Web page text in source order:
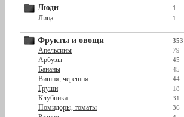
Люди 1
Лица 1
Фрукты и овощи 353
Апельсины 79
Арбузы 45
Бананы 45
Вишня, черешня 44
Груши 18
Клубника 31
Помидоры, томаты 36